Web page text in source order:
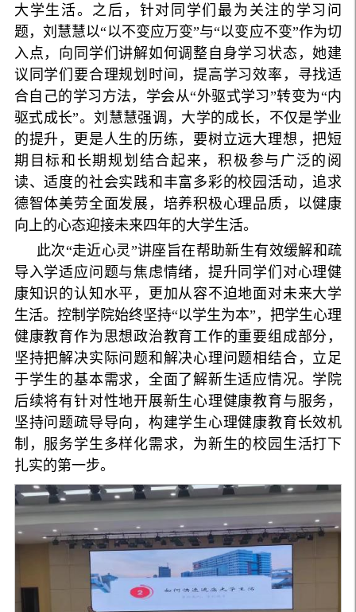
大学生活。之后，针对同学们最为关注的学习问
题，刘慧慧以“以不变应万变”与“以变应不变”作为切
入点，向同学们讲解如何调整自身学习状态，她建
议同学们要合理规划时间，提高学习效率，寻找适
合自己的学习方法，学会从“外驱式学习”转变为“内
驱式成长”。刘慧慧强调，大学的成长，不仅是学业
的提升，更是人生的历练，要树立远大理想，把短
期目标和长期规划结合起来，积极参与广泛的阅
读、适度的社会实践和丰富多彩的校园活动，追求
德智体美劳全面发展，培养积极心理品质，以健康
向上的心态迎接未来四年的大学生活。
此次“走近心灵”讲座旨在帮助新生有效缓解和疏
导入学适应问题与焦虑情绪，提升同学们对心理健
康知识的认知水平，更加从容不迫地面对未来大学
生活。控制学院始终坚持“以学生为本”，把学生心理
健康教育作为思想政治教育工作的重要组成部分，
坚持把解决实际问题和解决心理问题相结合，立足
于学生的基本需求，全面了解新生适应情况。学院
后续将有针对性地开展新生心理健康教育与服务，
坚持问题疏导导向，构建学生心理健康教育长效机
制，服务学生多样化需求，为新生的校园生活打下
扎实的第一步。